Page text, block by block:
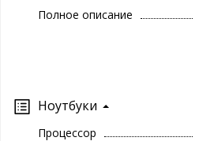
Полное описание
Ноутбуки
Процессор